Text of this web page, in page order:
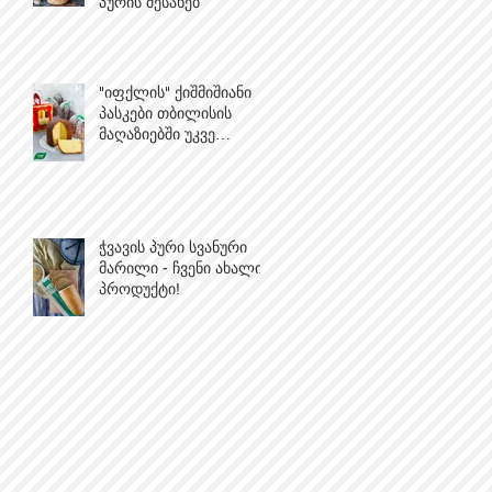
"იფქლის" ქიშმიშიანი
პასკები თბილისის
მაღაზიებში უკვე
ჭვავის პური სვანური
მარილი - ჩვენი ახალი
პროდუქტი!